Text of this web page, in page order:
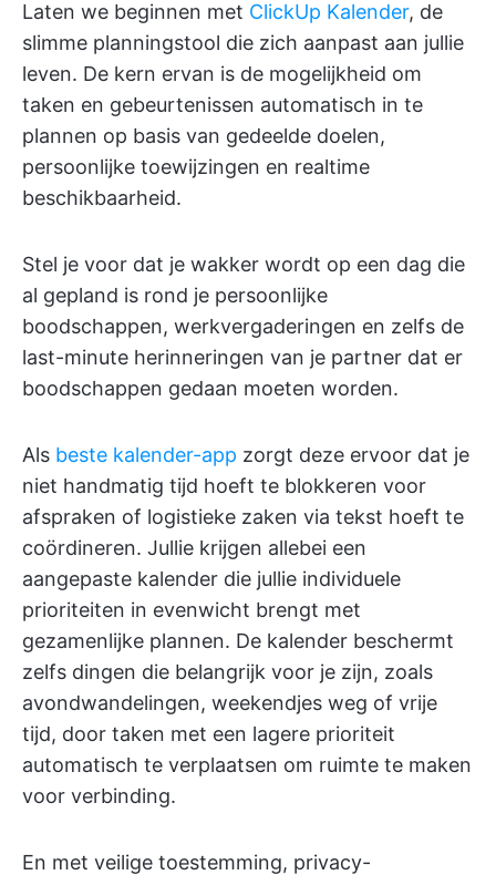
Laten we beginnen met ClickUp Kalender, de
slimme planningstool die zich aanpast aan jullie
leven. De kern ervan is de mogelijkheid om
taken en gebeurtenissen automatisch in te
plannen op basis van gedeelde doelen,
persoonlijke toewijzingen en realtime
beschikbaarheid.
Stel je voor dat je wakker wordt op een dag die
al gepland is rond je persoonlijke
boodschappen, werkvergaderingen en zelfs de
last-minute herinneringen van je partner dat er
boodschappen gedaan moeten worden.
Als beste kalender-app zorgt deze ervoor dat je
niet handmatig tijd hoeft te blokkeren voor
afspraken of logistieke zaken via tekst hoeft te
coördineren. Jullie krijgen allebei een
aangepaste kalender die jullie individuele
prioriteiten in evenwicht brengt met
gezamenlijke plannen. De kalender beschermt
zelfs dingen die belangrijk voor je zijn, zoals
avondwandelingen, weekendjes weg of vrije
tijd, door taken met een lagere prioriteit
automatisch te verplaatsen om ruimte te maken
voor verbinding.
En met veilige toestemming, privacy-